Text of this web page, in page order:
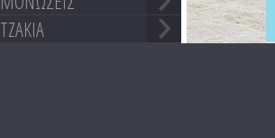
ΤΖΑΚΙΑ